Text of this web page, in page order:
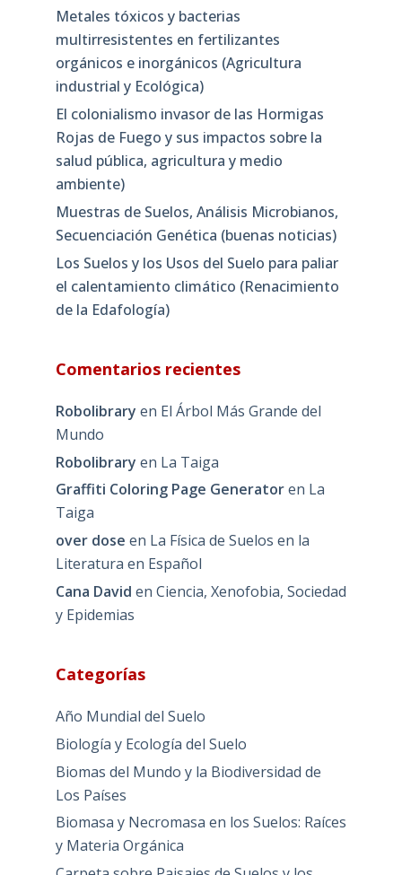
Metales tóxicos y bacterias
multirresistentes en fertilizantes
orgánicos e inorgánicos (Agricultura
industrial y Ecológica)
El colonialismo invasor de las Hormigas
Rojas de Fuego y sus impactos sobre la
salud pública, agricultura y medio
ambiente)
Muestras de Suelos, Análisis Microbianos,
Secuenciación Genética (buenas noticias)
Los Suelos y los Usos del Suelo para paliar
el calentamiento climático (Renacimiento
de la Edafología)
Comentarios recientes
Robolibrary en El Árbol Más Grande del
Mundo
Robolibrary en La Taiga
Graffiti Coloring Page Generatoren La
Taiga
over dose en La Física de Suelos en la
Literatura en Español
Cana David en Ciencia, Xenofobia, Sociedad
y Epidemias
Categorías
Año Mundial del Suelo
Biología y Ecología del Suelo
Biomas del Mundo y la Biodiversidad de
Los Países
Biomasa y Necromasa en los Suelos: Raíces
y Materia Orgánica